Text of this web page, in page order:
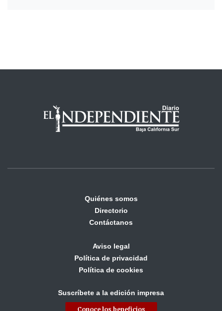
Quiénes somos
Directorio
Contáctanos
Aviso legal
Política de privacidad
Política de cookies
Suscríbete a la edición impresa
Conoce los beneficios